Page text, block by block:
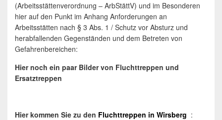
(Arbeitsstättenverordnung – ArbStättV) und im Besonderen
hier auf den Punkt im Anhang Anforderungen an
Arbeitsstätten nach § 3 Abs. 1 / Schutz vor Absturz und
herabfallenden Gegenständen und dem Betreten von
Gefahrenbereichen:
Hier noch ein paar Bilder von Fluchttreppen und
Ersatztreppen
Hier kommen Sie zu den Fluchttreppen in Wirsberg :